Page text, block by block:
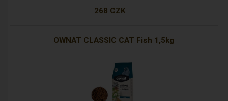
268 CZK
OWNAT CLASSIC CAT Fish 1,5kg